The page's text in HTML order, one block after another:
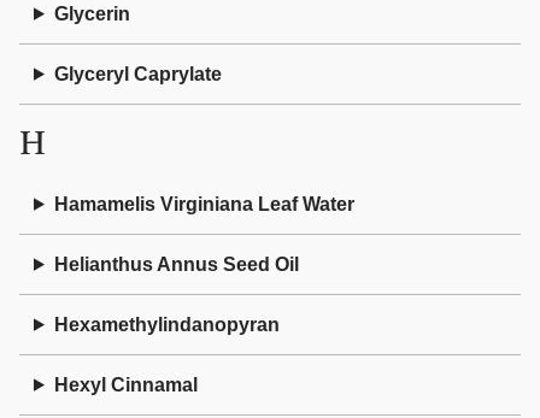
Glycerin
Glyceryl Caprylate
H
Hamamelis Virginiana Leaf Water
Helianthus Annus Seed Oil
Hexamethylindanopyran
Hexyl Cinnamal